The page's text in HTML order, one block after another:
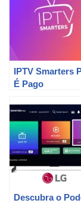
IPTV Smarters
É Pago
Descubra o